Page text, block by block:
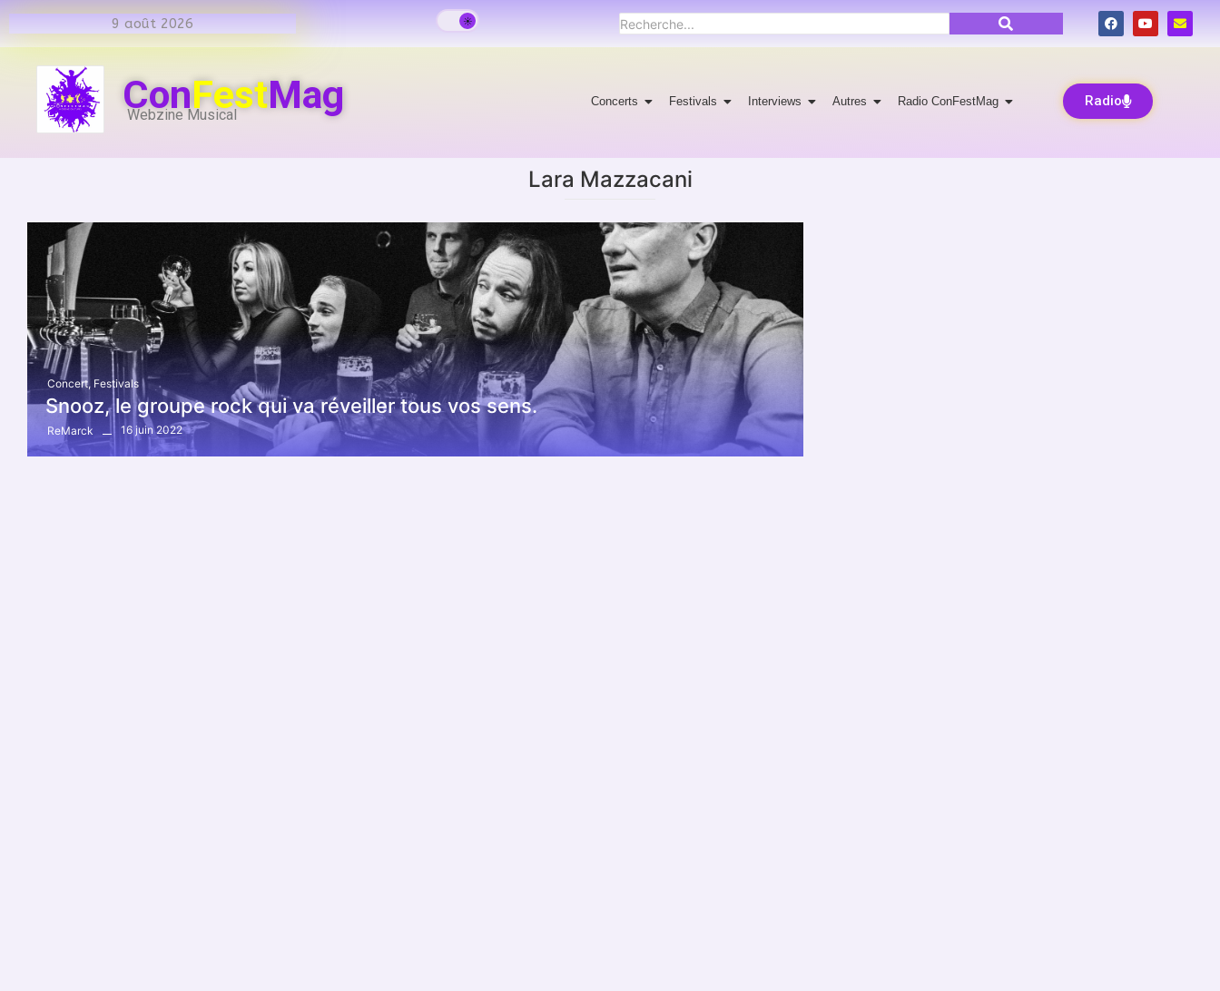
9 août 2026
ConFestMag
Webzine Musical
Concerts Festivals Interviews Autres Radio ConFestMag Radio
Lara Mazzacani
Concert, Festivals
Snooz, le groupe rock qui va réveiller tous vos sens.
ReMarck 16 juin 2022